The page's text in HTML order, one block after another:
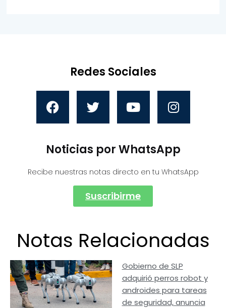
Redes Sociales
Noticias por WhatsApp
Recibe nuestras notas directo en tu WhatsApp
Suscribirme
Notas Relacionadas
Gobierno de SLP
adquirió perros robot y
androides para tareas
de seguridad, anuncia